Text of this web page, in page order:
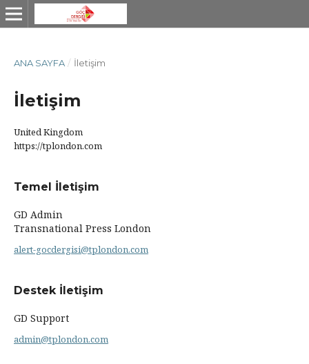
ANA SAYFA / İletişim
İletişim
United Kingdom
https://tplondon.com
Temel İletişim
GD Admin
Transnational Press London
alert-gocdergisi@tplondon.com
Destek İletişim
GD Support
admin@tplondon.com